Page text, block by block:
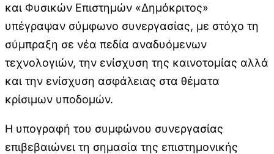
και Φυσικών Επιστημών «Δημόκριτος»
υπέγραψαν σύμφωνο συνεργασίας, με στόχο τη
σύμπραξη σε νέα πεδία αναδυόμενων
τεχνολογιών, την ενίσχυση της καινοτομίας αλλά
και την ενίσχυση ασφάλειας στα θέματα
κρίσιμων υποδομών.
Η υπογραφή του συμφώνου συνεργασίας
επιβεβαιώνει τη σημασία της επιστημονικής